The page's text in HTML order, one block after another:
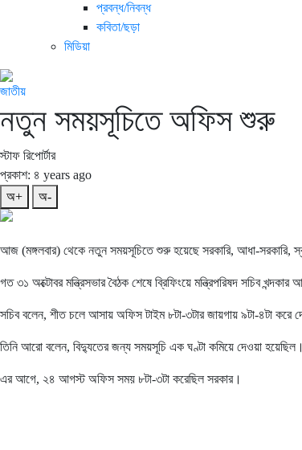
প্রবন্ধ/নিবন্ধ
কবিতা/ছড়া
মিডিয়া
জাতীয়
নতুন সময়সূচিতে অফিস শুরু
স্টাফ রিপোর্টার
প্রকাশ: ৪ years ago
অ+
অ-
আজ (মঙ্গলবার) থেকে নতুন সময়সূচিতে শুরু হয়েছে সরকারি, আধা-
গত ৩১ অক্টোবর মন্ত্রিসভার বৈঠক শেষে ব্রিফিংয়ে মন্ত্রিপরিষদ সচিব
সচিব বলেন, শীত চলে আসায় অফিস টাইম ৮টা-৩টার জায়গায় ৯টা-৪টা করে
তিনি আরো বলেন, বিদ্যুতের জন্য সময়সূচি এক ঘণ্টা কমিয়ে দেওয়া
এর আগে, ২৪ আগস্ট অফিস সময় ৮টা-৩টা করেছিল সরকার।